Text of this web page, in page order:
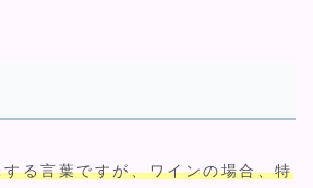
る言葉ですが、ワインの場合、特